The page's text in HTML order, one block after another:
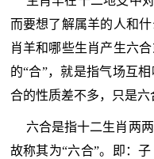
而要想了解属羊的人和
肖羊和哪些生肖产生六
的“合”，就是指气场互
合的性质差不多，只是六
六合是指十二生肖两
故称其为“六合”。即：